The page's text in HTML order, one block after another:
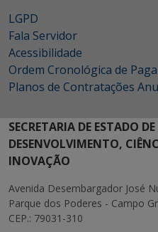
LGPD
Fala Servidor
Acessibilidade
Ordem Cronológica de
Planos de Contratações
SECRETARIA DE ESTADO
DESENVOLVIMENTO,
INOVAÇÃO
Avenida Desembargador José
Parque dos Poderes - Campo
CEP.: 79031-310